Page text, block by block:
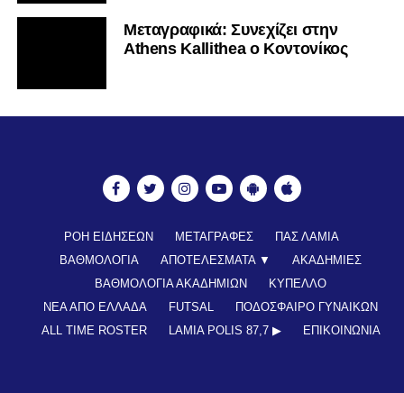
Mεταγραφικά: Συνεχίζει στην
Athens Kallithea ο Κοντονίκος
ΡΟΗ ΕΙΔΗΣΕΩΝ ΜΕΤΑΓΡΑΦΕΣ
ΠΑΣ ΛΑΜΙΑ
ΒΑΘΜΟΛΟΓΙΑ
ΑΠΟΤΕΛΕΣΜΑΤΑ ▼
ΑΚΑΔΗΜΙΕΣ
ΒΑΘΜΟΛΟΓΙΑ ΑΚΑΔΗΜΙΩΝ
ΚΥΠΕΛΛΟ
ΝΕΑ ΑΠΟ ΕΛΛΑΔΑ
FUTSAL
ΠΟΔΟΣΦΑΙΡΟ ΓΥΝΑΙΚΩΝ
ALL TIME ROSTER
LAMIA POLIS 87,7 ▶︎ ΕΠΙΚΟΙΝΩΝΊΑ